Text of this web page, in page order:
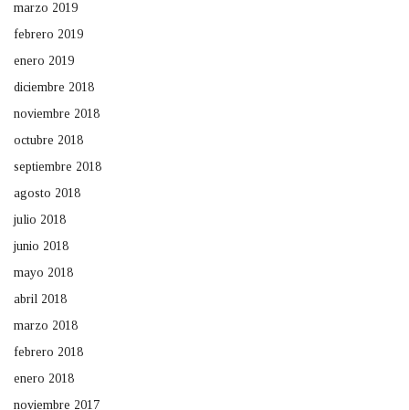
marzo 2019
febrero 2019
enero 2019
diciembre 2018
noviembre 2018
octubre 2018
septiembre 2018
agosto 2018
julio 2018
junio 2018
mayo 2018
abril 2018
marzo 2018
febrero 2018
enero 2018
noviembre 2017